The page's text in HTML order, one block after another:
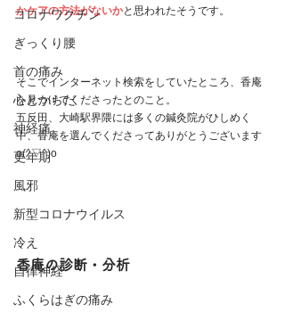
コロナワクチン
ぎっくり腰
首の痛み
心とからだ
神経痛
更年期
風邪
新型コロナウイルス
冷え
自律神経
ふくらはぎの痛み
かケアの方法がないかと思われたそうです。
そこでインターネット検索をしていたところ、香庵
を見つけてくださったとのこと。
五反田、大崎駅界隈には多くの鍼灸院がひしめく
中、香庵を選んでくださってありがとうございます
o(^▽^)o
香庵の診断・分析